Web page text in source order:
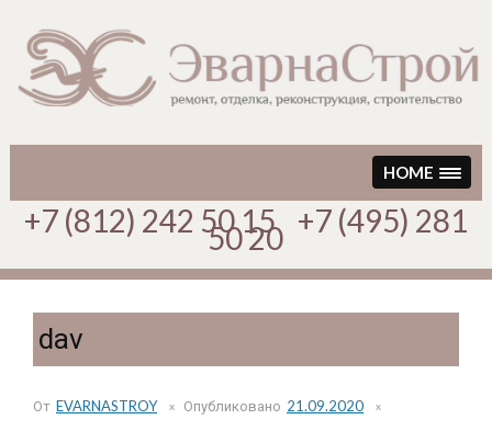
HOME
+7 (812) 242 50 15 +7 (495) 281
50 20
dav
От EVARNASTROY Опубликовано 21.09.2020